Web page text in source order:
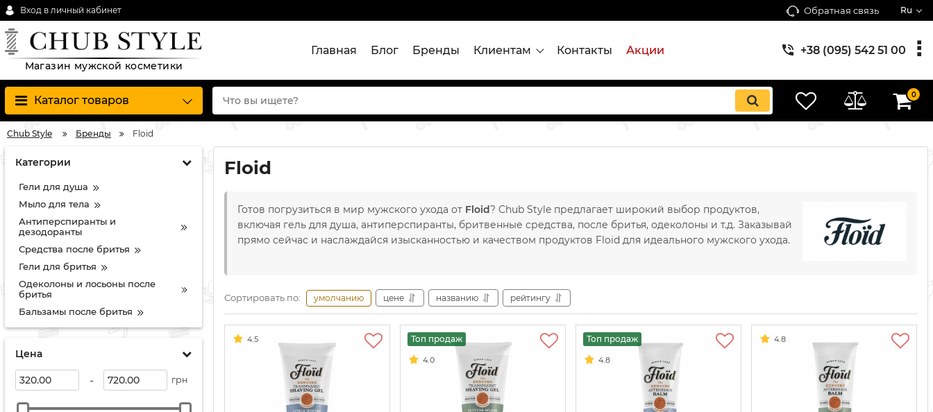
Вход в личный кабинет Обратная связь Ru
Магазин мужской косметики
Главная Блог Бренды Клиентам Контакты Акции +38 (095) 542 51 00
Каталог товаров 0
Chub Style Бренды Floid
Категории
Гели для душа
Мыло для тела
Антиперспиранты и
дезодоранты
Средства после бритья
Гели для бритья
Одеколоны и лосьоны после
бритья
Бальзамы после бритья
Цена
- грн
Floid
Готов погрузиться в мир мужского ухода от Floid? Chub Style предлагает широкий выбор продуктов,
включая гель для душа, антиперспиранты, бритвенные средства, после бритья, одеколоны и т.д. Заказывай
прямо сейчас и наслаждайся изысканностью и качеством продуктов Floid для идеального мужского ухода.
Сортировать по: умолчанию цене названию рейтингу
4.5 Топ продаж
4.0
Топ продаж
4.8
4.8